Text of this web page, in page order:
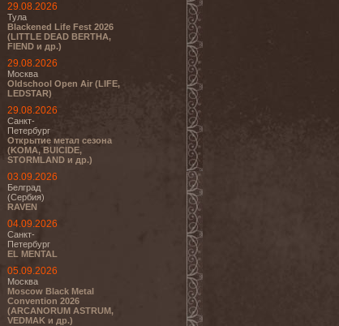
29.08.2026
Тула
Blackened Life Fest 2026
(LITTLE DEAD BERTHA,
FIEND и др.)
29.08.2026
Москва
Oldschool Open Air (LIFE,
LEDSTAR)
29.08.2026
Санкт-
Петербург
Открытие метал сезона
(KOMA, BUICIDE,
STORMLAND и др.)
03.09.2026
Белград
(Сербия)
RAVEN
04.09.2026
Санкт-
Петербург
EL MENTAL
05.09.2026
Москва
Moscow Black Metal
Convention 2026
(ARCANORUM ASTRUM,
VEDMAK и др.)